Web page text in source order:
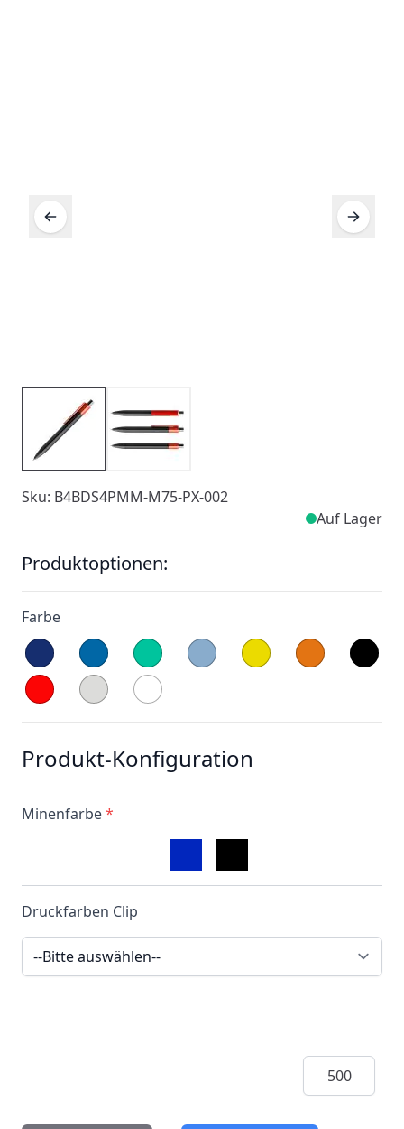
Sku: B4BDS4PMM-M75-PX-002
Auf Lager
Produktoptionen:
Farbe
Produkt-Konfiguration
Minenfarbe*
Druckfarben Clip
Menge